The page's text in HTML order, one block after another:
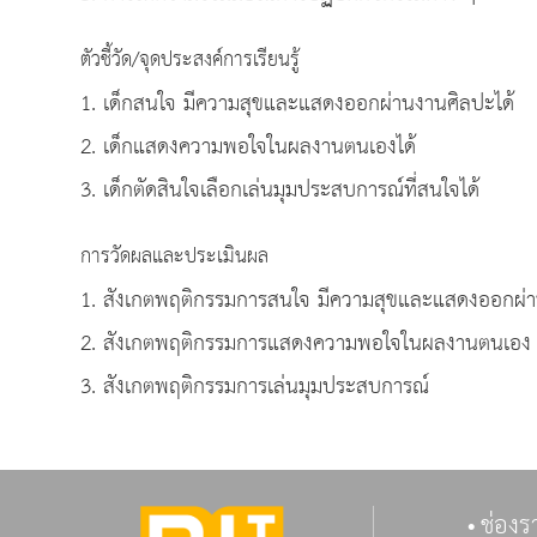
ตัวชี้วัด/จุดประสงค์การเรียนรู้
1. เด็กสนใจ มีความสุขและแสดงออกผ่านงานศิลปะได้
2. เด็กแสดงความพอใจในผลงานตนเองได้
3. เด็กตัดสินใจเลือกเล่นมุมประสบการณ์ที่สนใจได้
การวัดผลและประเมินผล
1. สังเกตพฤติกรรมการสนใจ มีความสุขและแสดงออกผ่
2. สังเกตพฤติกรรมการแสดงความพอใจในผลงานตนเอง
3. สังเกตพฤติกรรมการเล่นมุมประสบการณ์
ช่อง